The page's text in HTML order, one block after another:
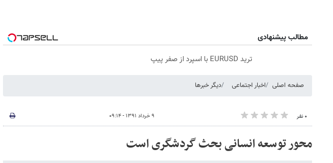
مطالب پیشنهادی
ترید EURUSD با اسپرد از صفر پیپ
صفحه اصلی اخبار اجتماعی دیگر خبرها
۰ نفر ۹ خرداد ۱۳۹۱ - ۰۹:۱۴
محور توسعه انسانی بحث گردشگری است